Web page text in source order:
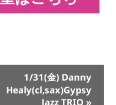
1/31(金) Danny
Healy(cl,sax)Gypsy
Jazz TRIO »